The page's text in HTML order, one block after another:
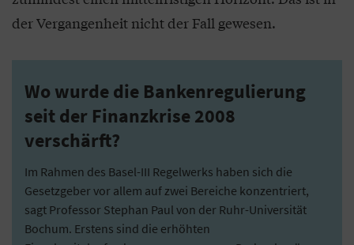
der Vergangenheit nicht der Fall gewesen.
Wo wurde die Bankenregulierung
seit der Finanzkrise 2008
verschärft?
Im Rahmen des Basel-III Regelwerks haben sich die
Gesetzgeber vor allem auf zwei Bereiche konzentriert,
sagt Professor Stephan Paul von der Ruhr-Universität
Bochum. Erstens sind die erhöhten